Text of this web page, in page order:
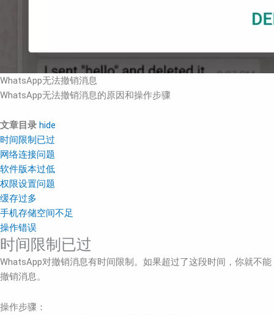
WhatsApp无法撤销消息
WhatsApp无法撤销消息的原因和操作步骤
文章目录 hide
时间限制已过
网络连接问题
软件版本过低
权限设置问题
缓存过多
手机存储空间不足
操作错误
时间限制已过
WhatsApp对撤销消息有时间限制。如果超过了这段时间，你就不能
撤销消息。
操作步骤：